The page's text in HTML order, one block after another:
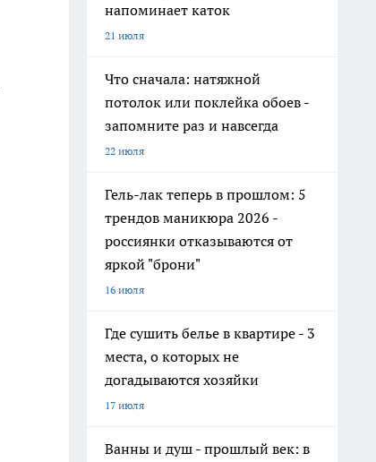
напоминает каток
21 июля
Что сначала: натяжной
потолок или поклейка обоев -
запомните раз и навсегда
22 июля
Гель-лак теперь в прошлом: 5
трендов маникюра 2026 -
россиянки отказываются от
яркой "брони"
16 июля
Где сушить белье в квартире - 3
места, о которых не
догадываются хозяйки
17 июля
Ванны и душ - прошлый век: в